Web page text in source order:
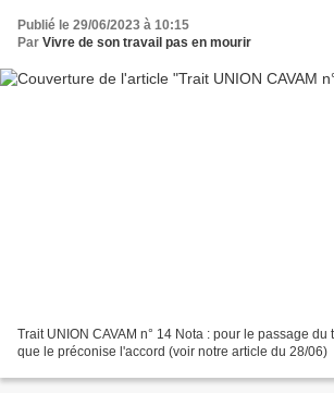
Publié le 29/06/2023 à 10:15
Par Vivre de son travail pas en mourir
Trait UNION CAVAM n° 14 Nota : pour le passage du
que le préconise l'accord (voir notre article du 28/06)